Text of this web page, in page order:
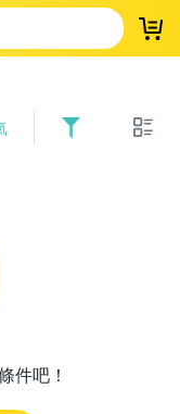
登
件吧！